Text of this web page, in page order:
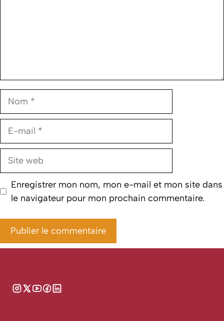
Nom
E-
Site
Enregistrer mon nom, mon e-mail et mon site dans
le navigateur pour mon prochain commentaire.